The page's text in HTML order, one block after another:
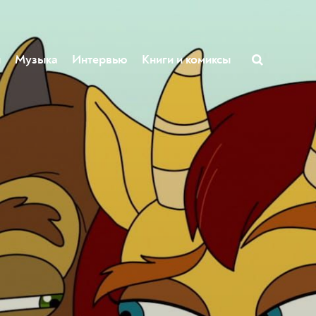
Музыка Интервью Книги и комиксы